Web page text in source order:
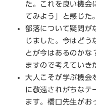
た。これを良い機会
てみよう」と感じた。
部落について疑問が
じました。今はどう
とが今はあるのかな
ますので考えていき
大人こそが学ぶ機会
に敬遠されがちなテ
ます。橋口先生がお